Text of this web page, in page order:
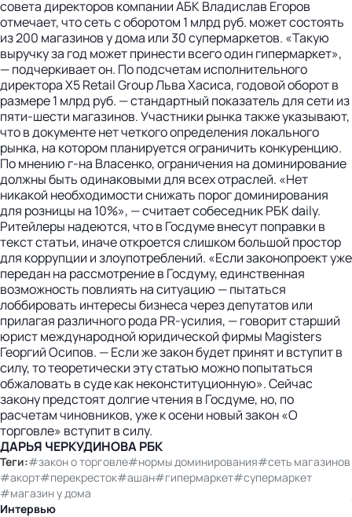
совета директоров компании АБК Владислав Егоров
отмечает, что сеть с оборотом 1 млрд руб. может состоять
из 200 магазинов у дома или 30 супермаркетов. «Такую
выручку за год может принести всего один гипермаркет»,
— подчеркивает он. По подсчетам исполнительного
директора X5 Retail Group Льва Хасиса, годовой оборот в
размере 1 млрд руб. — стандартный показатель для сети из
пяти-шести магазинов. Участники рынка также указывают,
что в документе нет четкого определения локального
рынка, на котором планируется ограничить конкуренцию.
По мнению г-на Власенко, ограничения на доминирование
должны быть одинаковыми для всех отраслей. «Нет
никакой необходимости снижать порог доминирования
для розницы на 10%», — считает собеседник РБК daily.
Ритейлеры надеются, что в Госдуме внесут поправки в
текст статьи, иначе откроется слишком большой простор
для коррупции и злоупотреблений. «Если законопроект уже
передан на рассмотрение в Госдуму, единственная
возможность повлиять на ситуацию — пытаться
лоббировать интересы бизнеса через депутатов или
прилагая различного рода PR-усилия, — говорит старший
юрист международной юридической фирмы Magisters
Георгий Осипов. — Если же закон будет принят и вступит в
силу, то теоретически эту статью можно попытаться
обжаловать в суде как неконституционную». Сейчас
закону предстоят долгие чтения в Госдуме, но, по
расчетам чиновников, уже к осени новый закон «О
торговле» вступит в силу.
ДАРЬЯ ЧЕРКУДИНОВА РБК
Теги:#закон о торговле#нормы доминирования#сеть магазинов
#акорт#перекресток#ашан#гипермаркет#супермаркет
#магазин у дома
Интервью